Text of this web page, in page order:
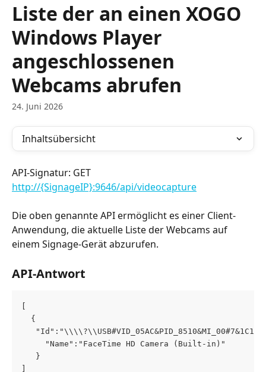
Liste der an einen XOGO
Windows Player
angeschlossenen
Webcams abrufen
24. Juni 2026
Inhaltsübersicht
API-Signatur: GET
http://{SignageIP}:9646/api/videocapture
Die oben genannte API ermöglicht es einer Client-
Anwendung, die aktuelle Liste der Webcams auf
einem Signage-Gerät abzurufen.
API-Antwort
  {
     "Name":"FaceTime HD Camera (Built-in)"
   }